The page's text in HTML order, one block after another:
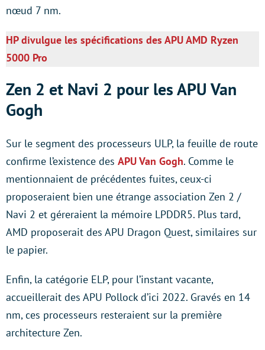
nœud 7 nm.
HP divulgue les spécifications des APU AMD Ryzen
5000 Pro
Zen 2 et Navi 2 pour les APU Van
Gogh
Sur le segment des processeurs ULP, la feuille de route
confirme l’existence des APU Van Gogh. Comme le
mentionnaient de précédentes fuites, ceux-ci
proposeraient bien une étrange association Zen 2 /
Navi 2 et géreraient la mémoire LPDDR5. Plus tard,
AMD proposerait des APU Dragon Quest, similaires sur
le papier.
Enfin, la catégorie ELP, pour l’instant vacante,
accueillerait des APU Pollock d’ici 2022. Gravés en 14
nm, ces processeurs resteraient sur la première
architecture Zen.